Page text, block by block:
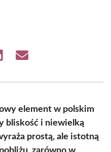
Share
element w polskim
bliskość i niewielką
prostą, ale istotną